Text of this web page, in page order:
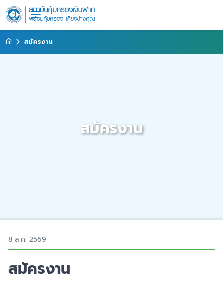
สมัครงาน
สมัครงาน
8 ส.ค. 2569
สมัครงาน